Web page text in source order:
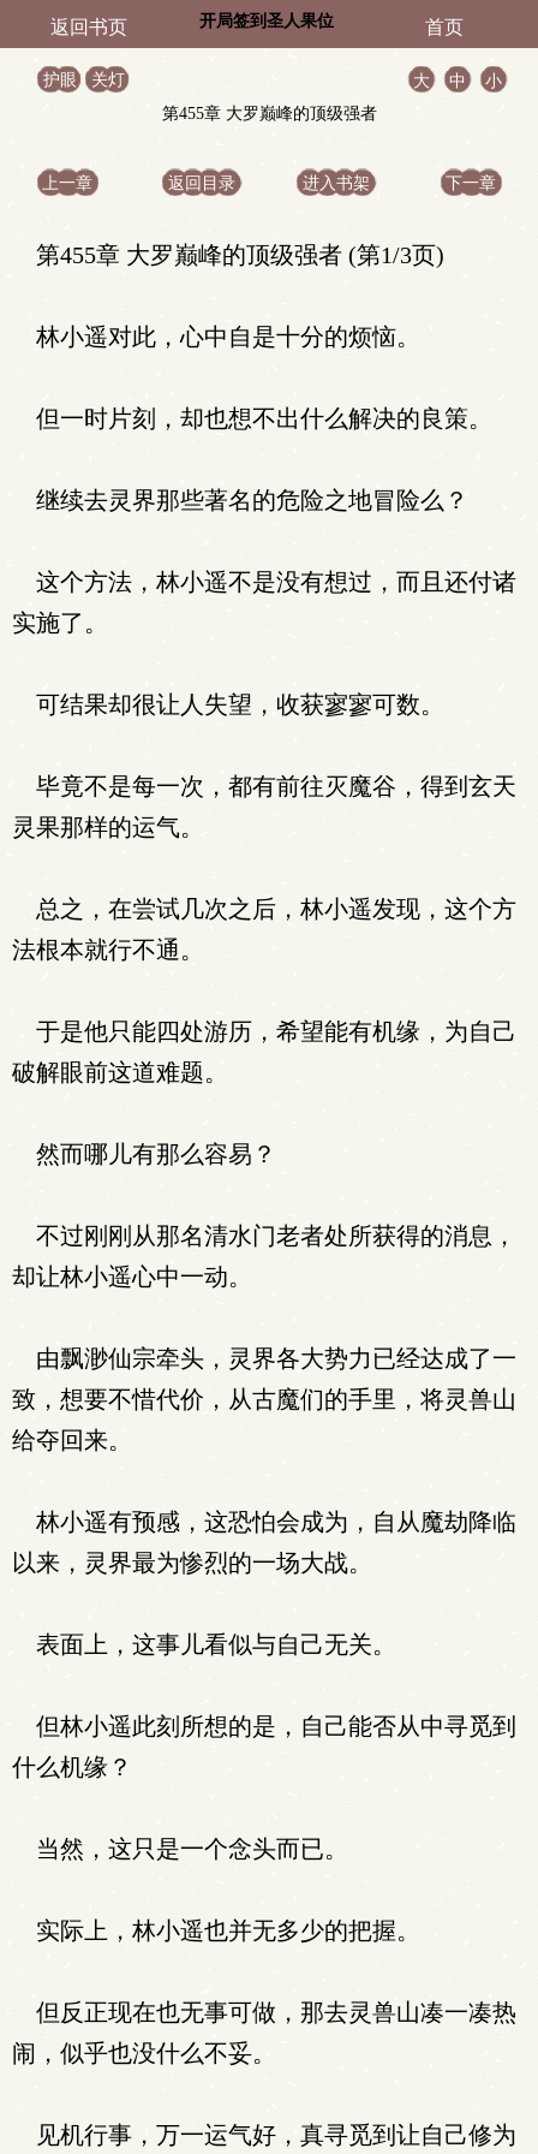
返回书页 开局签到圣人果位 首页
护眼 关灯 大 中
小
第455章 大罗巅峰的顶级强者
上一章 返回目录 进入书架 下一章
第455章 大罗巅峰的顶级强者 (第1/3页)
林小遥对此，心中自是十分的烦恼。
但一时片刻，却也想不出什么解决的良策。
继续去灵界那些著名的危险之地冒险么？
这个方法，林小遥不是没有想过，而且还付诸
实施了。
可结果却很让人失望，收获寥寥可数。
毕竟不是每一次，都有前往灭魔谷，得到玄天
灵果那样的运气。
总之，在尝试几次之后，林小遥发现，这个方
法根本就行不通。
于是他只能四处游历，希望能有机缘，为自己
破解眼前这道难题。
然而哪儿有那么容易？
不过刚刚从那名清水门老者处所获得的消息，
却让林小遥心中一动。
由飘渺仙宗牵头，灵界各大势力已经达成了一
致，想要不惜代价，从古魔们的手里，将灵兽山
给夺回来。
林小遥有预感，这恐怕会成为，自从魔劫降临
以来，灵界最为惨烈的一场大战。
表面上，这事儿看似与自己无关。
但林小遥此刻所想的是，自己能否从中寻觅到
什么机缘？
当然，这只是一个念头而已。
实际上，林小遥也并无多少的把握。
但反正现在也无事可做，那去灵兽山凑一凑热
闹，似乎也没什么不妥。
见机行事，万一运气好，真寻觅到让自己修为